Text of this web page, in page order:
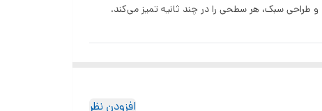
طراحی سبک، هر سطحی را در چند ثانیه تمیز می‌کند.
افزودن نظر